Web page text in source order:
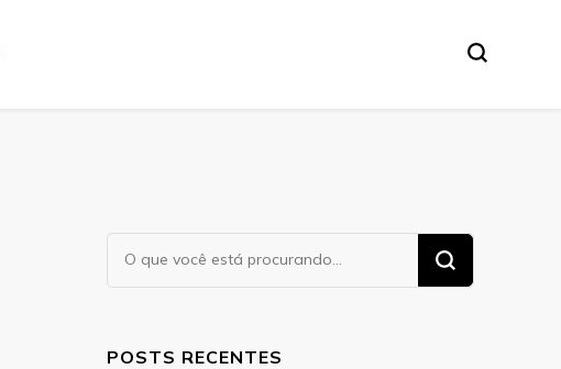
Procurando
algo?
POSTS RECENTES